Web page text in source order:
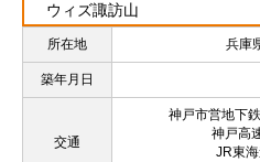
ウィズ諏訪山
所在地 兵庫
築年月日
交通
神戸市営地下
神戸高
JR東